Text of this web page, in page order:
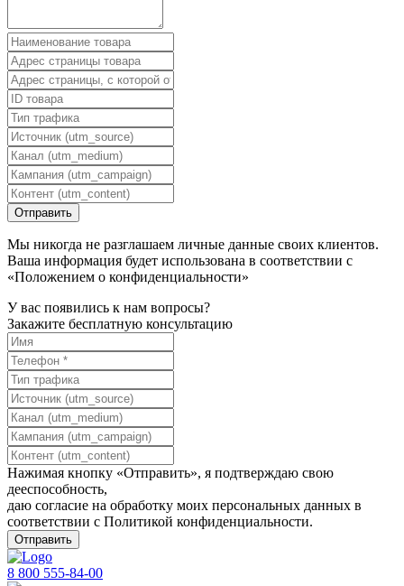
Мы никогда не разглашаем личные данные своих клиентов.
Ваша информация будет использована в соответствии с
«Положением о конфиденциальности»
У вас появились к нам вопросы?
Закажите бесплатную консультацию
Нажимая кнопку «Отправить», я подтверждаю свою
дееспособность,
даю согласие на обработку моих персональных данных в
соответствии с Политикой конфиденциальности.
8 800 555-84-00